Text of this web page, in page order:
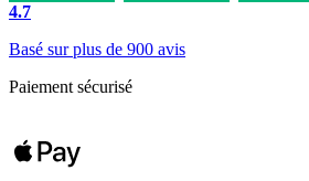
4.7
Basé sur plus de 900 avis
Paiement sécurisé